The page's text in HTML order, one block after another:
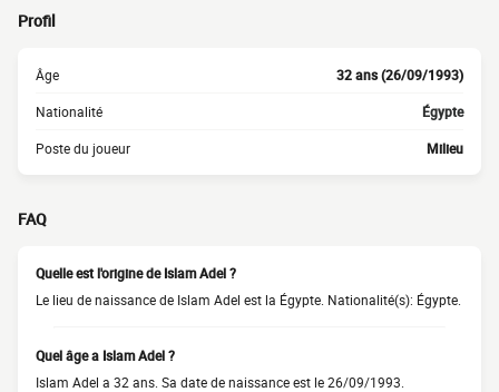
Profil
Âge 32 ans (26/09/1993)
Nationalité Égypte
Poste du joueur Milieu
FAQ
Quelle est l'origine de Islam Adel ?
Le lieu de naissance de Islam Adel est la Égypte. Nationalité(s): Égypte.
Quel âge a Islam Adel ?
Islam Adel a 32 ans. Sa date de naissance est le 26/09/1993.